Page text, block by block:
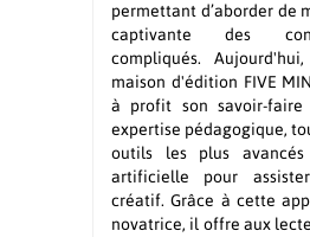
permettant d’aborder de
captivante des
compliqués.
maison d'édition FIVE
à profit son savoir-
expertise pédagogique,
outils les plus
artificielle pour
créatif. Grâce à cette
novatrice, il offre aux